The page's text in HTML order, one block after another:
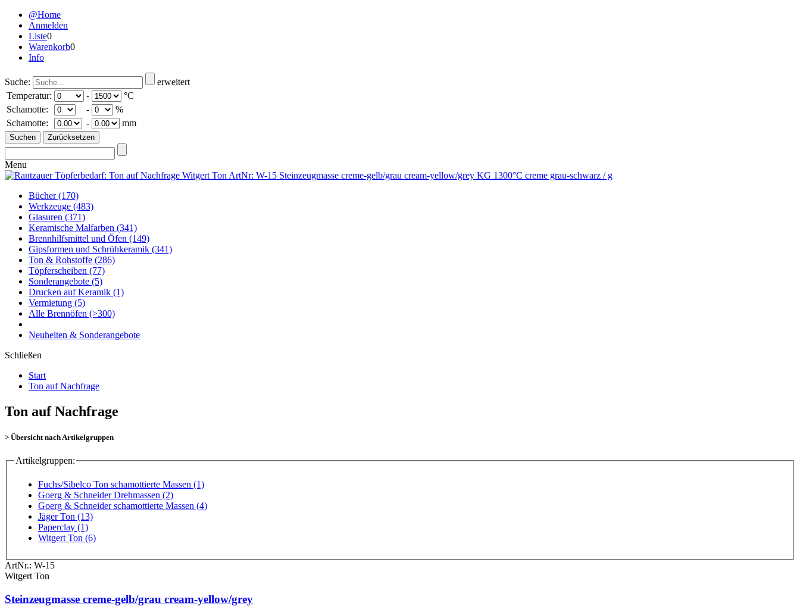
@Home
Anmelden
Liste0
Warenkorb0
Info
Suche:
erweitert
Temperatur:
-
°C
Schamotte:
-
%
Schamotte:
- mm
Menu
Bücher(170)
Werkzeuge (483)
Glasuren (371)
Keramische Malfarben (341)
Brennhilfsmittel und Öfen (149)
Gipsformen und Schrühkeramik (341)
Ton & Rohstoffe (286)
Töpferscheiben (77)
Sonderangebote (5)
Drucken auf Keramik (1)
Vermietung (5)
Alle Brennöfen (>300)
Neuheiten & Sonderangebote
Schließen
Start
Ton auf Nachfrage
Ton auf Nachfrage
> Übersicht nach Artikelgruppen
Artikelgruppen:
Fuchs/Sibelco Ton schamottierte Massen (1)
Goerg & Schneider Drehmassen (2)
Goerg & Schneider schamottierte Massen (4)
Jäger Ton (13)
Paperclay (1)
Witgert Ton (6)
ArtNr.: W-15
Witgert Ton
Steinzeugmasse creme-gelb/grau cream-yellow/grey